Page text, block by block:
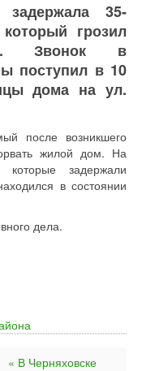
35-
грозил
Звонок в
поступил в 10
дома на ул.
после возникшего
жилой дом. На
задержали
в состоянии
дела.
« В Черняховске